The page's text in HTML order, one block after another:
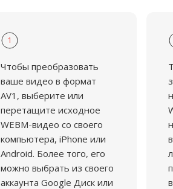
1
Чтобы преобразовать
ваше видео в формат
AV1, выберите или
перетащите исходное
WEBM-видео со своего
компьютера, iPhone или
Android. Более того, его
можно выбрать из своего
аккаунта Google Диск или